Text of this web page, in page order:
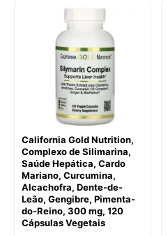
R$183,66.R$144,61.
California Gold Nutrition,
Complexo de Silimarina,
Saúde Hepática, Cardo
Mariano, Curcumina,
Alcachofra, Dente-de-
Leão, Gengibre, Pimenta-
do-Reino, 300 mg, 120
Cápsulas Vegetais